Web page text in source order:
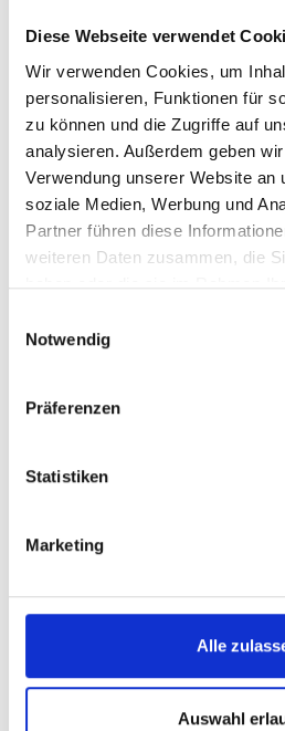
Diese Webseite verwendet
Wir verwenden Cookies, um
personalisieren, Funktionen für
zu können und die Zugriffe auf
analysieren. Außerdem geben
Verwendung unserer Website an
soziale Medien, Werbung und
Partner führen diese
weiteren Daten zusammen, die
haben oder die sie im Rahmen
Notwendig
Präferenzen
Statistiken
Marketing
Alle
Auswahl
Möglichst